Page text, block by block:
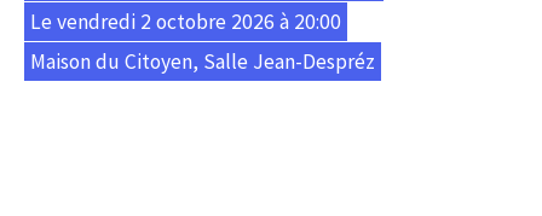
Le vendredi 2 octobre 2026 à 20:00
Maison du Citoyen, Salle Jean-Despréz